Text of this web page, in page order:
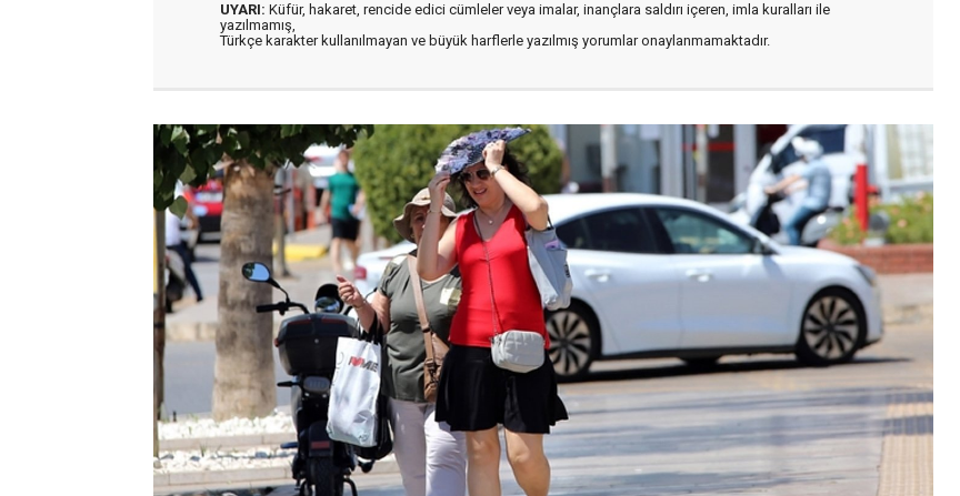
UYARI: Küfür, hakaret, rencide edici cümleler veya imalar, inançlara saldırı içeren, imla kuralları ile
yazılmamış,
Türkçe karakter kullanılmayan ve büyük harflerle yazılmış yorumlar onaylanmamaktadır.